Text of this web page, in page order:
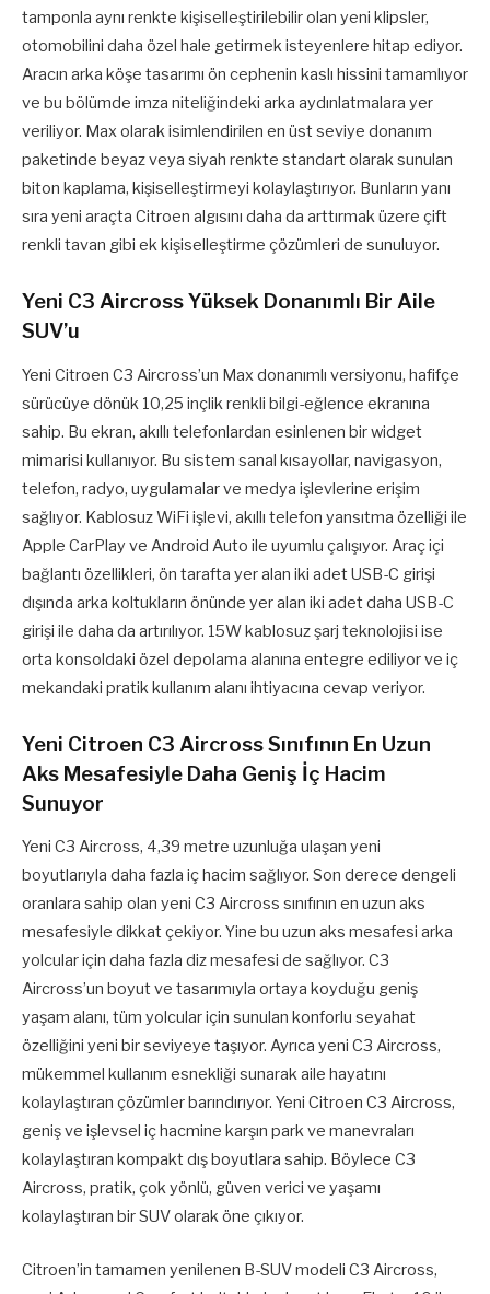
tamponla aynı renkte kişiselleştirilebilir olan yeni klipsler,
otomobilini daha özel hale getirmek isteyenlere hitap ediyor.
Aracın arka köşe tasarımı ön cephenin kaslı hissini tamamlıyor
ve bu bölümde imza niteliğindeki arka aydınlatmalara yer
veriliyor. Max olarak isimlendirilen en üst seviye donanım
paketinde beyaz veya siyah renkte standart olarak sunulan
biton kaplama, kişiselleştirmeyi kolaylaştırıyor. Bunların yanı
sıra yeni araçta Citroen algısını daha da arttırmak üzere çift
renkli tavan gibi ek kişiselleştirme çözümleri de sunuluyor.
Yeni C3 Aircross Yüksek Donanımlı Bir Aile
SUV’u
Yeni Citroen C3 Aircross’un Max donanımlı versiyonu, hafifçe
sürücüye dönük 10,25 inçlik renkli bilgi-eğlence ekranına
sahip. Bu ekran, akıllı telefonlardan esinlenen bir widget
mimarisi kullanıyor. Bu sistem sanal kısayollar, navigasyon,
telefon, radyo, uygulamalar ve medya işlevlerine erişim
sağlıyor. Kablosuz WiFi işlevi, akıllı telefon yansıtma özelliği ile
Apple CarPlay ve Android Auto ile uyumlu çalışıyor. Araç içi
bağlantı özellikleri, ön tarafta yer alan iki adet USB-C girişi
dışında arka koltukların önünde yer alan iki adet daha USB-C
girişi ile daha da artırılıyor. 15W kablosuz şarj teknolojisi ise
orta konsoldaki özel depolama alanına entegre ediliyor ve iç
mekandaki pratik kullanım alanı ihtiyacına cevap veriyor.
Yeni Citroen C3 Aircross Sınıfının En Uzun
Aks Mesafesiyle Daha Geniş İç Hacim
Sunuyor
Yeni C3 Aircross, 4,39 metre uzunluğa ulaşan yeni
boyutlarıyla daha fazla iç hacim sağlıyor. Son derece dengeli
oranlara sahip olan yeni C3 Aircross sınıfının en uzun aks
mesafesiyle dikkat çekiyor. Yine bu uzun aks mesafesi arka
yolcular için daha fazla diz mesafesi de sağlıyor. C3
Aircross’un boyut ve tasarımıyla ortaya koyduğu geniş
yaşam alanı, tüm yolcular için sunulan konforlu seyahat
özelliğini yeni bir seviyeye taşıyor. Ayrıca yeni C3 Aircross,
mükemmel kullanım esnekliği sunarak aile hayatını
kolaylaştıran çözümler barındırıyor. Yeni Citroen C3 Aircross,
geniş ve işlevsel iç hacmine karşın park ve manevraları
kolaylaştıran kompakt dış boyutlara sahip. Böylece C3
Aircross, pratik, çok yönlü, güven verici ve yaşamı
kolaylaştıran bir SUV olarak öne çıkıyor.
Citroen’in tamamen yenilenen B-SUV modeli C3 Aircross,